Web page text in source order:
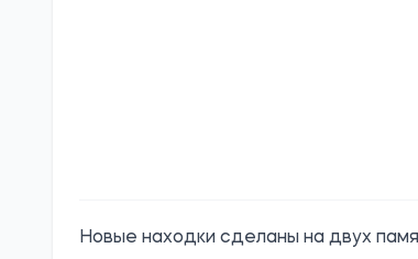
Новые находки сделаны на двух